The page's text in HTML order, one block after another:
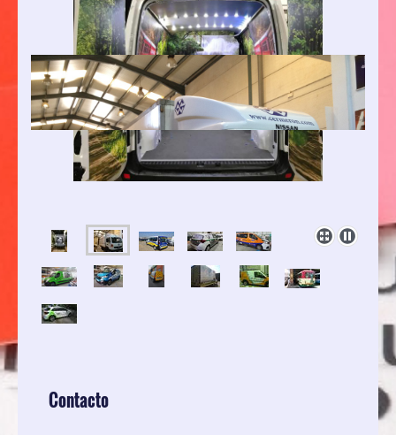
Contacto